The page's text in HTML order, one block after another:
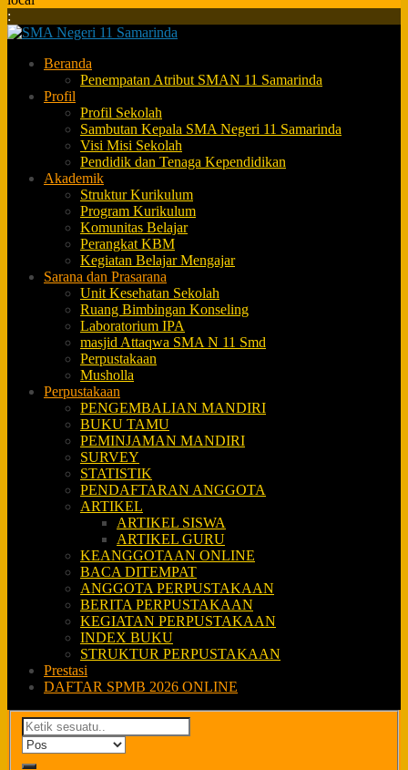
:
Beranda
Penempatan Atribut SMAN 11 Samarinda
Profil
Profil Sekolah
Sambutan Kepala SMA Negeri 11 Samarinda
Visi Misi Sekolah
Pendidik dan Tenaga Kependidikan
Akademik
Struktur Kurikulum
Program Kurikulum
Komunitas Belajar
Perangkat KBM
Kegiatan Belajar Mengajar
Sarana dan Prasarana
Unit Kesehatan Sekolah
Ruang Bimbingan Konseling
Laboratorium IPA
masjid Attaqwa SMA N 11 Smd
Perpustakaan
Musholla
Perpustakaan
PENGEMBALIAN MANDIRI
BUKU TAMU
PEMINJAMAN MANDIRI
SURVEY
STATISTIK
PENDAFTARAN ANGGOTA
ARTIKEL
ARTIKEL SISWA
ARTIKEL GURU
KEANGGOTAAN ONLINE
BACA DITEMPAT
ANGGOTA PERPUSTAKAAN
BERITA PERPUSTAKAAN
KEGIATAN PERPUSTAKAAN
INDEX BUKU
STRUKTUR PERPUSTAKAAN
Prestasi
DAFTAR SPMB 2026 ONLINE